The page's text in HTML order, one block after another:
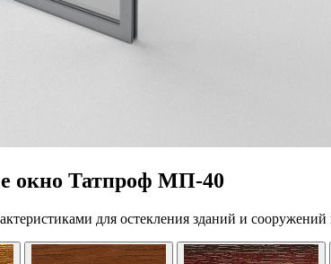
окно Татпроф МП-40
для остекления зданий и